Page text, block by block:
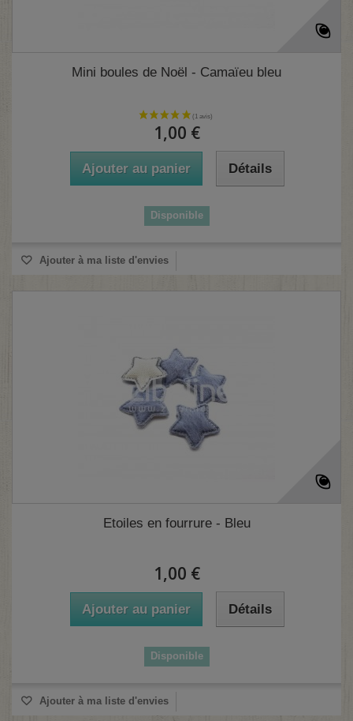
Mini boules de Noël - Camaïeu bleu
1,00 €
Ajouter au panier Détails
Disponible
Ajouter à ma liste d'envies
Etoiles en fourrure - Bleu
1,00 €
Ajouter au panier Détails
Disponible
Ajouter à ma liste d'envies